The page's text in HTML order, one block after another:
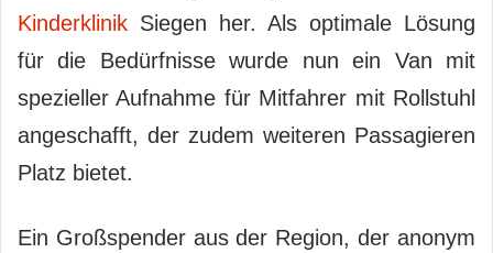
Kinderklinik Siegen her. Als optimale Lösung
für die Bedürfnisse wurde nun ein Van mit
spezieller Aufnahme für Mitfahrer mit Rollstuhl
angeschafft, der zudem weiteren Passagieren
Platz bietet.
Ein Großspender aus der Region, der anonym